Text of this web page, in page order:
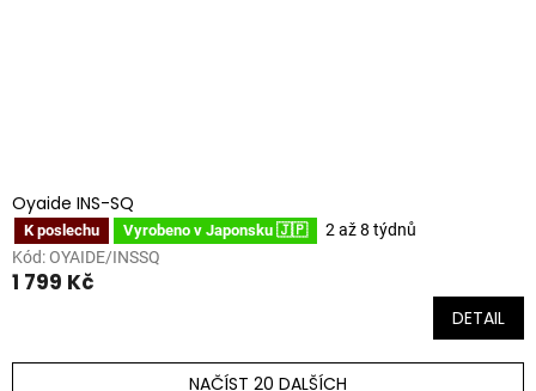
Oyaide INS-SQ
K poslechu Vyrobeno v Japonsku 🇯🇵
2 až 8 týdnů
Kód: OYAIDE/INSSQ
1 799 Kč
DETAIL
NAČÍST 20 DALŠÍCH